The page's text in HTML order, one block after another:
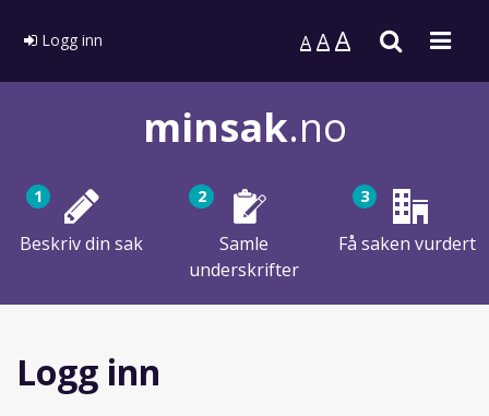
Logg inn A AA Søk
minsak.no
1
Beskriv din sak
2
Samle
underskrifter
3
Få saken vurdert
Logg inn